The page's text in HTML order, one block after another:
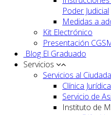
Poder Judicial
Medidas a
Kit Electrónico
Presentación
Blog El Graduado
Servicios
Servicios al
Clínica Jurídica
Servicio de
Instituto de